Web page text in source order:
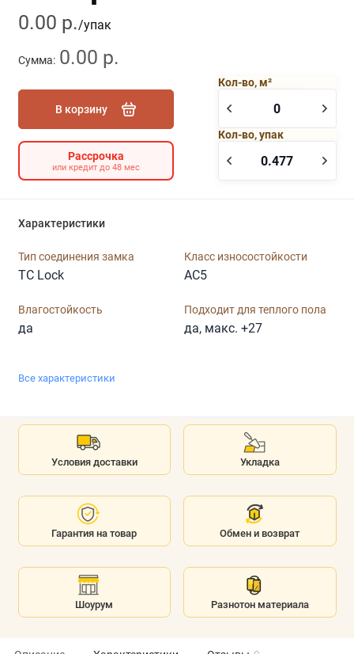
0.00 р./упак
Сумма: 0.00 р.
В корзину
Кол-во, м²
Кол-во, упак
Рассрочка
или кредит до 48 мес
Характеристики
Тип соединения замка
TC Lock
Класс износостойкости
AC5
Влагостойкость
да
Подходит для теплого пола
да, макс. +27
Все характеристики
Условия доставки Укладка
Гарантия на товар Обмен и возврат
Шоурум Разнотон материала